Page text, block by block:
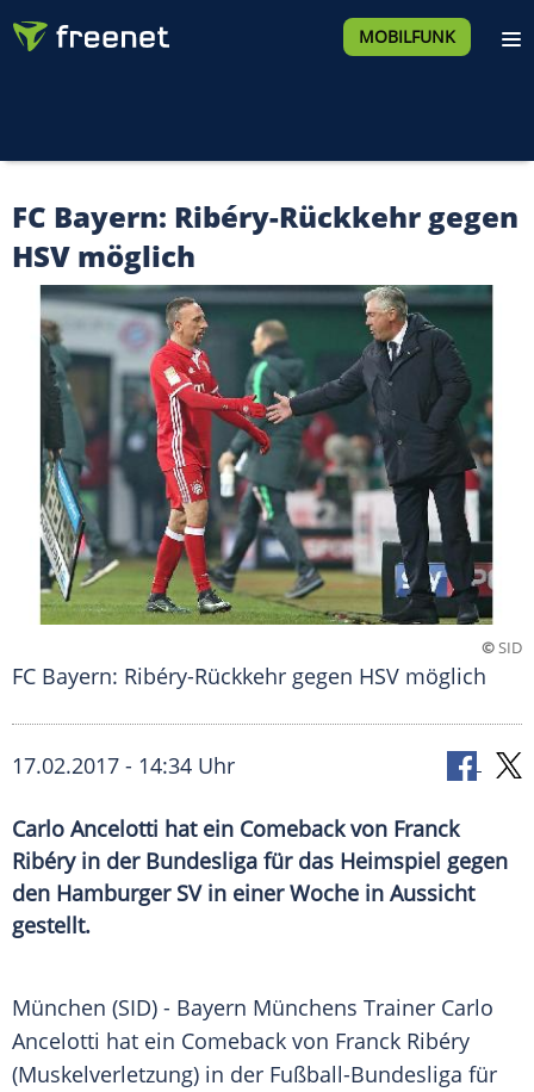
MOBILFUNK
FC Bayern: Ribéry-Rückkehr gegen
HSV möglich
©SID
FC Bayern: Ribéry-Rückkehr gegen HSV möglich
17.02.2017 - 14:34 Uhr
Carlo Ancelotti hat ein Comeback von Franck
Ribéry in der Bundesliga für das Heimspiel gegen
den Hamburger SV in einer Woche in Aussicht
gestellt.
München (SID) - Bayern Münchens Trainer Carlo
Ancelotti hat ein Comeback von Franck Ribéry
(Muskelverletzung) in der Fußball-Bundesliga für